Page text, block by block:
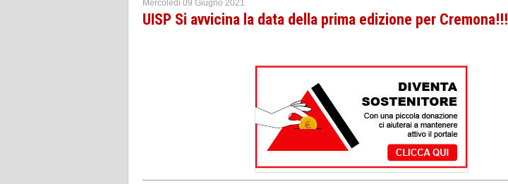
Mercoledì 09 Giugno 2021
UISP Si avvicina la data della prima edizione per Cremona!!!